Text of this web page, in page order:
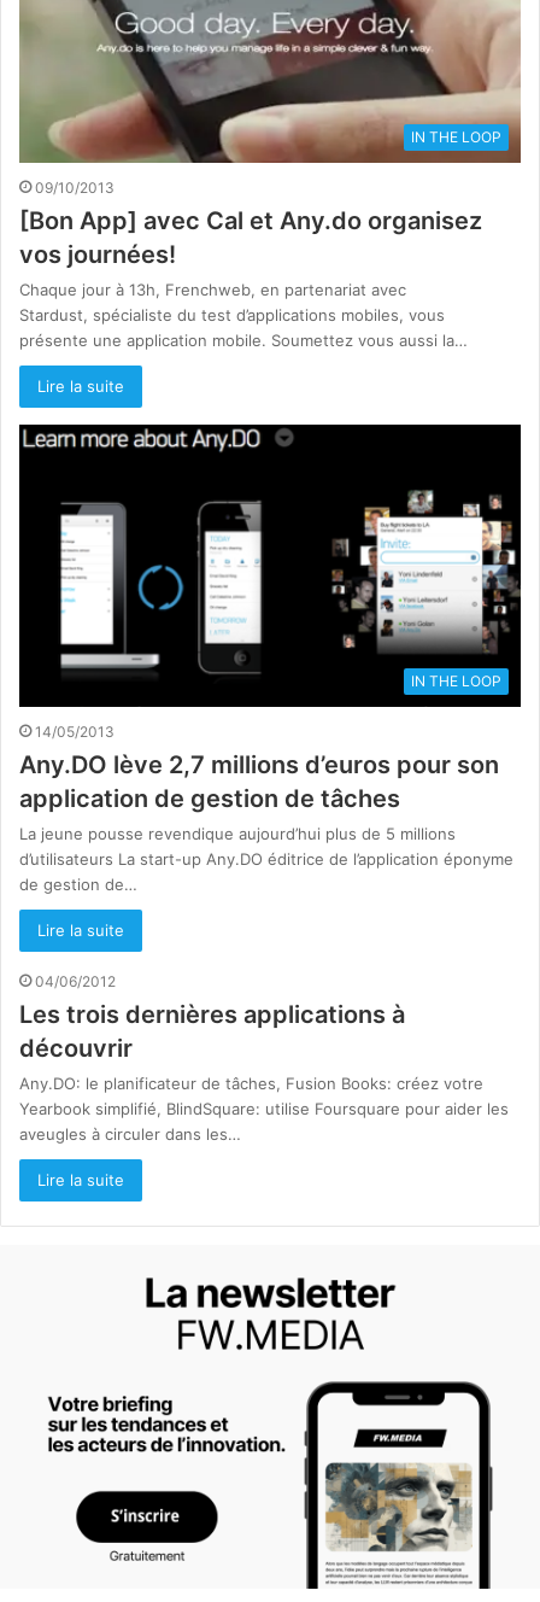
IN THE LOOP
09/10/2013
[Bon App] avec Cal et Any.do organisez
vos journées!
Chaque jour à 13h, Frenchweb, en partenariat avec
Stardust, spécialiste du test d’applications mobiles, vous
présente une application mobile. Soumettez vous aussi la…
Lire la suite
IN THE LOOP
14/05/2013
Any.DO lève 2,7 millions d’euros pour son
application de gestion de tâches
La jeune pousse revendique aujourd’hui plus de 5 millions
d’utilisateurs La start-up Any.DO éditrice de l’application éponyme
de gestion de…
Lire la suite
04/06/2012
Les trois dernières applications à
découvrir
Any.DO: le planificateur de tâches, Fusion Books: créez votre
Yearbook simplifié, BlindSquare: utilise Foursquare pour aider les
aveugles à circuler dans les…
Lire la suite